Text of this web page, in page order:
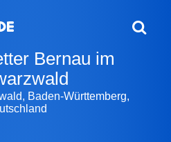
Baden-Württemberg,